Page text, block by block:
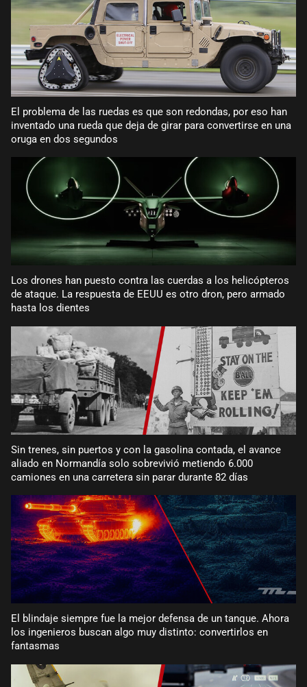
El problema de las ruedas es que son redondas, por eso han
inventado una rueda que deja de girar para convertirse en una
oruga en dos segundos
Los drones han puesto contra las cuerdas a los helicópteros
de ataque. La respuesta de EEUU es otro dron, pero armado
hasta los dientes
Sin trenes, sin puertos y con la gasolina contada, el avance
aliado en Normandía solo sobrevivió metiendo 6.000
camiones en una carretera sin parar durante 82 días
El blindaje siempre fue la mejor defensa de un tanque. Ahora
los ingenieros buscan algo muy distinto: convertirlos en
fantasmas